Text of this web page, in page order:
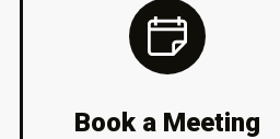
Book a Meeting